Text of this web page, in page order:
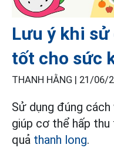
Lưu ý khi
tốt cho sức
THANH HẰNG | 21/06/
Sử dụng đúng
giúp cơ thể hấp
quả thanh long.